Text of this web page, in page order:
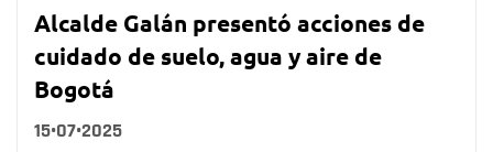
Alcalde Galán presentó acciones de
cuidado de suelo, agua y aire de
Bogotá
15•07•2025